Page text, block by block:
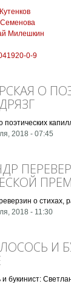
Милешкин
0-9
О
поэтических
2018 - 07:45
о стихах,
2018 - 11:30
И
букинист: